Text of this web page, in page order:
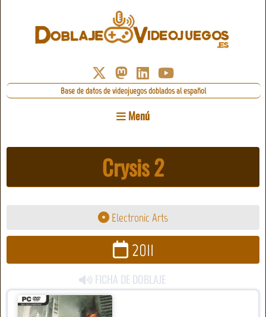
Base de datos de videojuegos doblados al español
Menú
Crysis 2
Electronic Arts
2011
FICHA DE DOBLAJE